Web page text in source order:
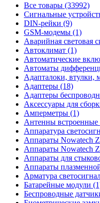
Все товары (33992)
Cигнальные
DIN-рейки (9)
GSM-модемы (1)
Аварийная световая
Автоклимат (1)
Автоматические
Автоматы
Адапталоки, втулки,
Адаптеры (18)
Адаптеры
Аксессуары для
Амперметры (1)
Антенны встроенные
Аппаратура
Аппараты Nowatech
Аппараты Nowatech
Аппараты для
Аппараты
Арматура
Батарейные модули
Беспроводные